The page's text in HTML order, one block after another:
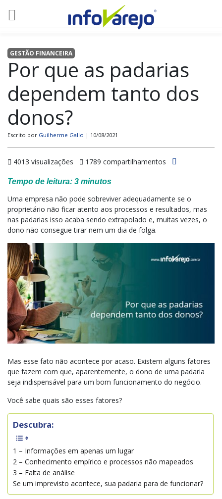
GESTÃO FINANCEIRA
Por que as padarias
dependem tanto dos
donos?
Escrito por Guilherme Gallo | 10/08/2021
4013 visualizações 1789 compartilhamentos
Tempo de leitura: 3 minutos
Uma empresa não pode sobreviver adequadamente se o
proprietário não ficar atento aos processos e resultados, mas
nas padarias isso acaba sendo extrapolado e, muitas vezes, o
dono não consegue tirar nem um dia de folga.
Mas esse fato não acontece por acaso. Existem alguns fatores
que fazem com que, aparentemente, o dono de uma padaria
seja indispensável para um bom funcionamento do negócio.
Você sabe quais são esses fatores?
Descubra:
1 – Informações em apenas um lugar
2 – Conhecimento empírico e processos não mapeados
3 – Falta de análise
Se um imprevisto acontece, sua padaria para de funcionar?